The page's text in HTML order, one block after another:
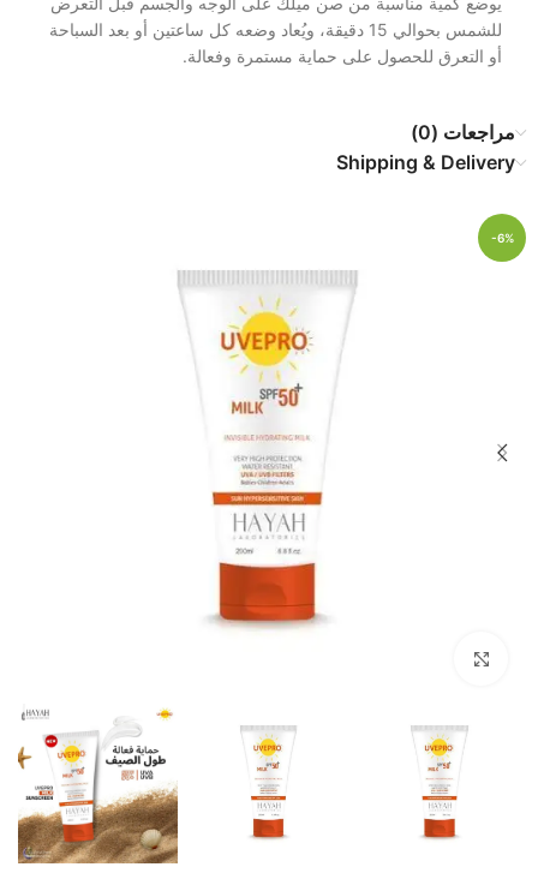
للشمس بحوالي 15 دقيقة، ويُعاد وضعه كل ساعتين أو بعد السباحة
أو التعرق للحصول على حماية مستمرة وفعالة.
مراجعات (0)
Shipping & Delivery
-6%